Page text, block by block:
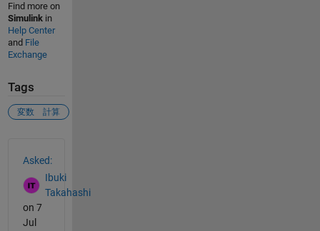
Find more on
Simulinkin
Help Center
and File
Exchange
Tags
変数 計算
Asked:
Ibuki
Takahashi
on 7
Jul